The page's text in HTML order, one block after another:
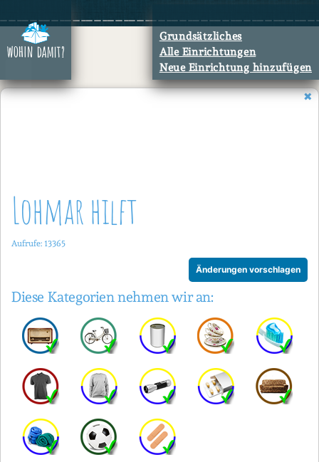
Inhalt
springen
Grundsätzliches
Alle Einrichtungen
Neue Einrichtung hinzufügen
Lohmar hilft
Aufrufe: 13365
Änderungen vorschlagen
Diese Kategorien nehmen wir an: